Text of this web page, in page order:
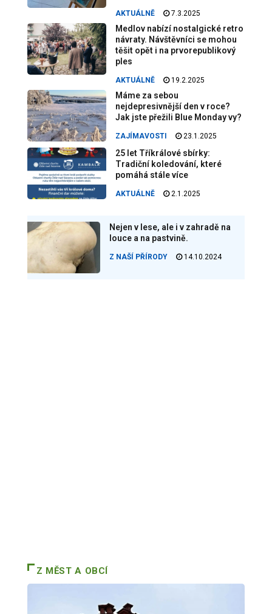
AKTUÁLNĚ 7.3.2025
Medlov nabízí nostalgické retro
návraty. Návštěvníci se mohou
těšit opět i na prvorepublikový
ples
AKTUÁLNĚ 19.2.2025
Máme za sebou
nejdepresivnější den v roce?
Jak jste přežili Blue Monday vy?
ZAJÍMAVOSTI 23.1.2025
25 let Tříkrálové sbírky:
Tradiční koledování, které
pomáhá stále více
AKTUÁLNĚ 2.1.2025
Nejen v lese, ale i v zahradě na
louce a na pastvině.
Z NAŠÍ PŘÍRODY 14.10.2024
Z MĚST A OBCÍ